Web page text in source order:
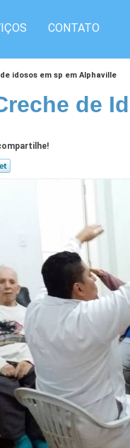
CONTATO
idosos em sp em Alphaville
de